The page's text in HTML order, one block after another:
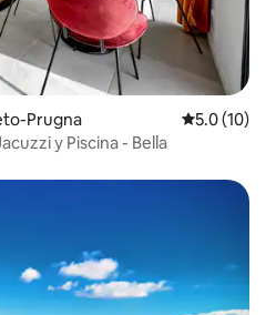
Prugna Calificación
5.0 (10)
y Piscina - Bella